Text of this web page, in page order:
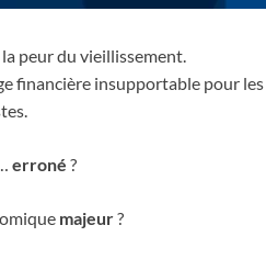
peur du vieillissement.
financière insupportable pour
erroné ?
majeur?